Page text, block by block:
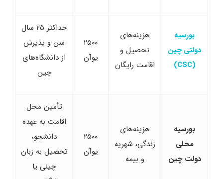
بورسیه
دولتی چین
(CSC)
هزینه‌های
تحصیل و
اقامت رایگان
۲۵۰۰
یوآن
حداکثر ۲۵ سال
سن و پذیرش
از دانشگاه‌های
چین
بورسیه
محلی
دولت چین
هزینه‌های
زندگی، شهریه
و بیمه
۲۵۰۰
یوآن
تأمین محل
اقامت به عهده
دانشجو،
تحصیل به زبان
چینی یا